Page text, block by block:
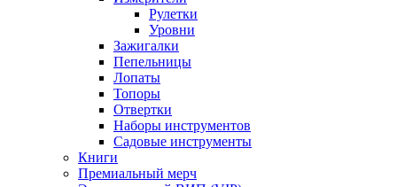
Рулетки
Уровни
Зажигалки
Пепельницы
Лопаты
Топоры
Отвертки
Наборы инструментов
Садовые инструменты
Книги
Премиальный мерч